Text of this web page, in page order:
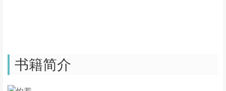
书籍简介